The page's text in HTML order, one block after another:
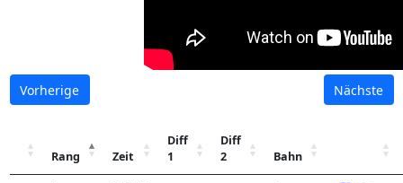
Vorherige Nächste
Rang Zeit
Diff
1
Diff
2
Bahn